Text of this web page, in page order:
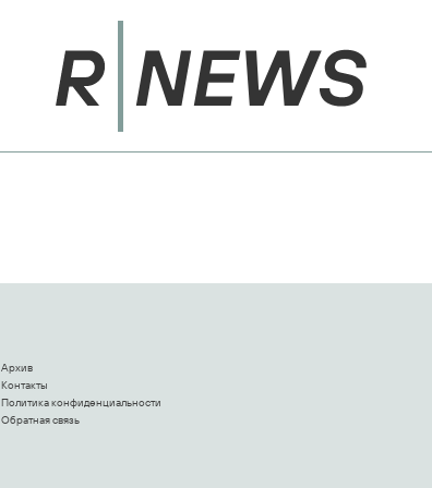
Архив
Контакты
Политика конфиденциальности
Обратная связь